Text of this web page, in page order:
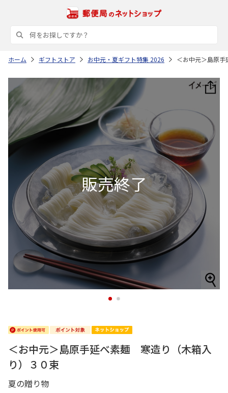
ホーム ギフトストア お中元・夏ギフト特集 2026 ＜お中元＞島原
1 2
＜お中元＞島原手延べ素麺 寒造り（木箱入
り）３０束
夏の贈り物